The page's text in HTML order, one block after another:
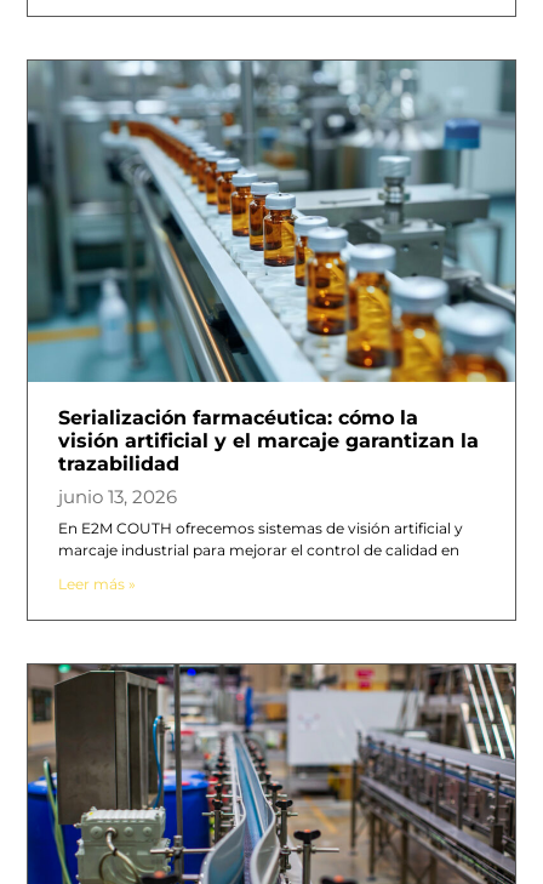
Serialización farmacéutica: cómo la
visión artificial y el marcaje garantizan la
trazabilidad
junio 13, 2026
En E2M COUTH ofrecemos sistemas de visión artificial y
marcaje industrial para mejorar el control de calidad en
Leer más »